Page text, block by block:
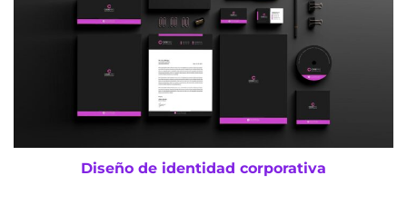
Diseño de identidad corporativa